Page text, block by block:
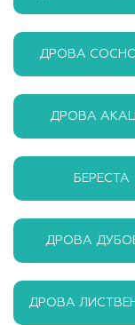
ДРОВА
ДРОВА
БЕРЕСТА
ДРОВА
ДРОВА